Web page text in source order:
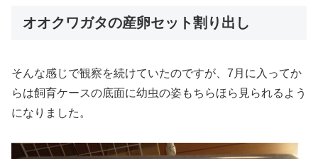
オオクワガタの産卵セット割り出し
そんな感じで観察を続けていたのですが、7月に入ってか
らは飼育ケースの底面に幼虫の姿もちらほら見られるよう
になりました。